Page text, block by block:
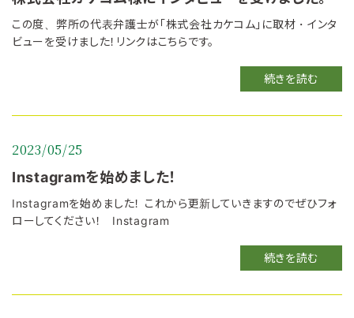
この度、弊所の代表弁護士が「株式会社カケコム」に取材・インタ
ビューを受けました！リンクはこちらです。
続きを読む
2023/05/25
Instagramを始めました！
Instagramを始めました！ これから更新していきますのでぜひフォ
ローしてください！ Instagram
続きを読む